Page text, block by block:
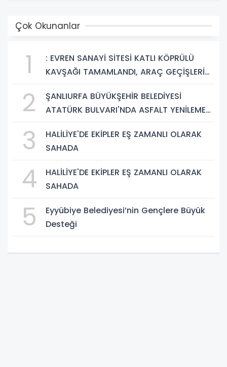
Çok Okunanlar
1
: EVREN SANAYİ SİTESİ KATLI KÖPRÜLÜ
KAVŞAĞI TAMAMLANDI, ARAÇ GEÇİŞLERİ
2
ŞANLIURFA BÜYÜKŞEHİR BELEDİYESİ
ATATÜRK BULVARI'NDA ASFALT YENİLEME
3
HALİLİYE'DE EKİPLER EŞ ZAMANLI OLARAK
SAHADA
4
HALİLİYE'DE EKİPLER EŞ ZAMANLI OLARAK
SAHADA
5
Eyyübiye Belediyesi’nin Gençlere Büyük
Desteği